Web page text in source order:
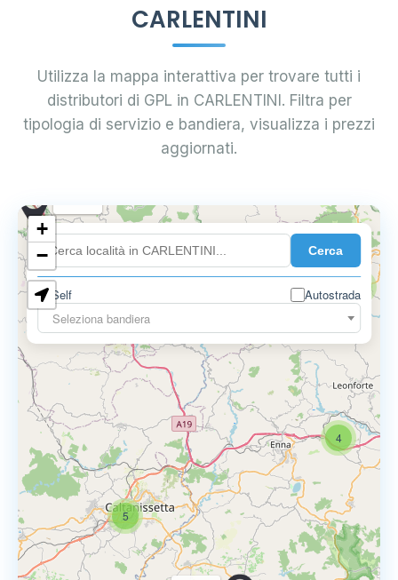
CARLENTINI
Utilizza la mappa interattiva per trovare tutti i
distributori di GPL in CARLENTINI. Filtra per
tipologia di servizio e bandiera, visualizza i prezzi
aggiornati.
Cerca
Self
Autostrada
Seleziona bandiera
4
5
+
−